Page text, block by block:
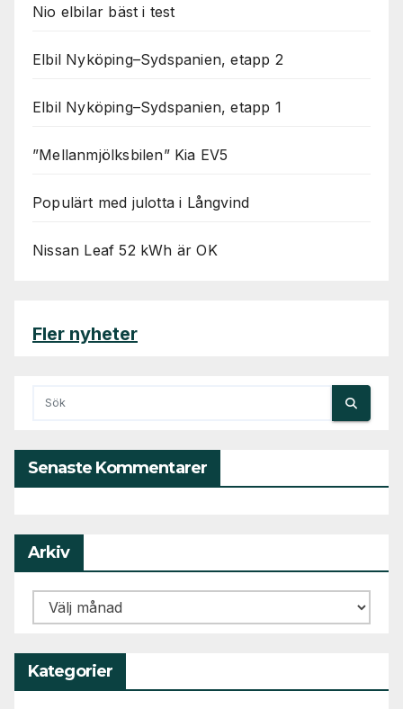
Nio elbilar bäst i test
Elbil Nyköping–Sydspanien, etapp 2
Elbil Nyköping–Sydspanien, etapp 1
”Mellanmjölksbilen” Kia EV5
Populärt med julotta i Långvind
Nissan Leaf 52 kWh är OK
Fler nyheter
Senaste Kommentarer
Arkiv
Arkiv
Kategorier